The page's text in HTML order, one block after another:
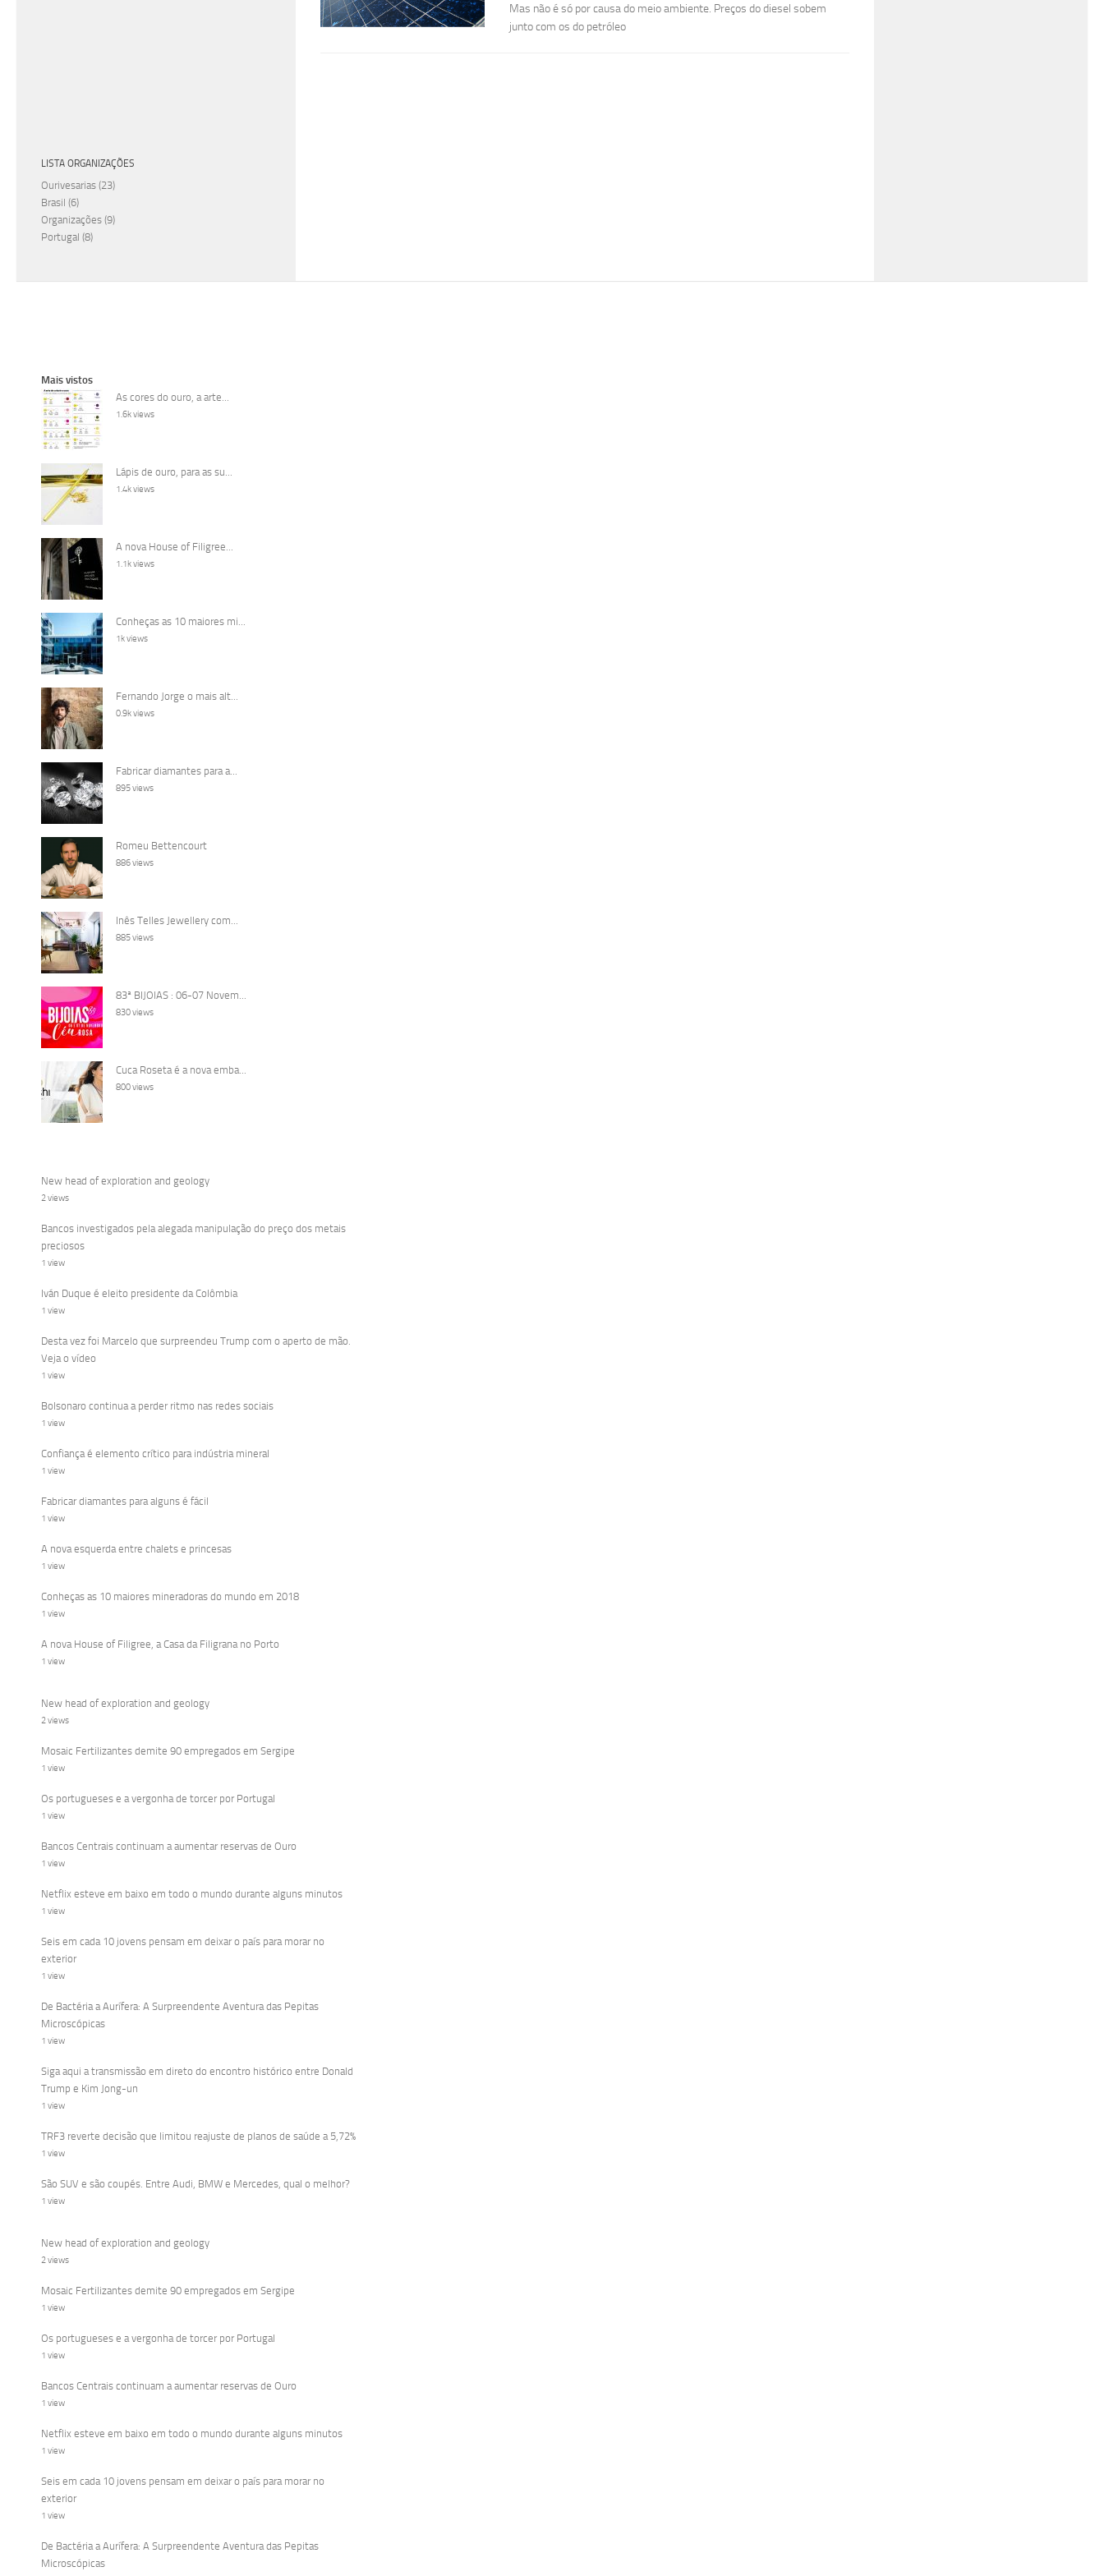
Mas não é só por causa do meio ambiente. Preços do diesel sobem
junto com os do petróleo
LISTA ORGANIZAÇÕES
Ourivesarias (23)
Brasil (6)
Organizações (9)
Portugal (8)
Mais vistos
As cores do ouro, a arte...
1.6k views
Lápis de ouro, para as su...
1.4k views
A nova House of Filigree...
1.1k views
Conheças as 10 maiores mi...
1k views
Fernando Jorge o mais alt...
0.9k views
Fabricar diamantes para a...
895 views
Romeu Bettencourt
886 views
Inês Telles Jewellery com...
885 views
83ª BIJOIAS : 06-07 Novem...
830 views
Cuca Roseta é a nova emba...
800 views
New head of exploration and geology
2 views
Bancos investigados pela alegada manipulação do preço dos metais
preciosos
1 view
Iván Duque é eleito presidente da Colômbia
1 view
Desta vez foi Marcelo que surpreendeu Trump com o aperto de mão.
Veja o vídeo
1 view
Bolsonaro continua a perder ritmo nas redes sociais
1 view
Confiança é elemento crítico para indústria mineral
1 view
Fabricar diamantes para alguns é fácil
1 view
A nova esquerda entre chalets e princesas
1 view
Conheças as 10 maiores mineradoras do mundo em 2018
1 view
A nova House of Filigree, a Casa da Filigrana no Porto
1 view
New head of exploration and geology
2 views
Mosaic Fertilizantes demite 90 empregados em Sergipe
1 view
Os portugueses e a vergonha de torcer por Portugal
1 view
Bancos Centrais continuam a aumentar reservas de Ouro
1 view
Netflix esteve em baixo em todo o mundo durante alguns minutos
1 view
Seis em cada 10 jovens pensam em deixar o país para morar no
exterior
1 view
De Bactéria a Aurífera: A Surpreendente Aventura das Pepitas
Microscópicas
1 view
Siga aqui a transmissão em direto do encontro histórico entre Donald
Trump e Kim Jong-un
1 view
TRF3 reverte decisão que limitou reajuste de planos de saúde a 5,72%
1 view
São SUV e são coupés. Entre Audi, BMW e Mercedes, qual o melhor?
1 view
New head of exploration and geology
2 views
Mosaic Fertilizantes demite 90 empregados em Sergipe
1 view
Os portugueses e a vergonha de torcer por Portugal
1 view
Bancos Centrais continuam a aumentar reservas de Ouro
1 view
Netflix esteve em baixo em todo o mundo durante alguns minutos
1 view
Seis em cada 10 jovens pensam em deixar o país para morar no
exterior
1 view
De Bactéria a Aurífera: A Surpreendente Aventura das Pepitas
Microscópicas